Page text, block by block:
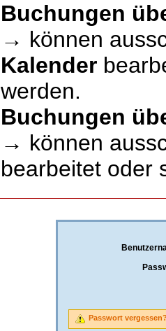
Buchungen
→ können
Kalender
werden.
Buchungen
→ können
bearbeitet oder
Passwort